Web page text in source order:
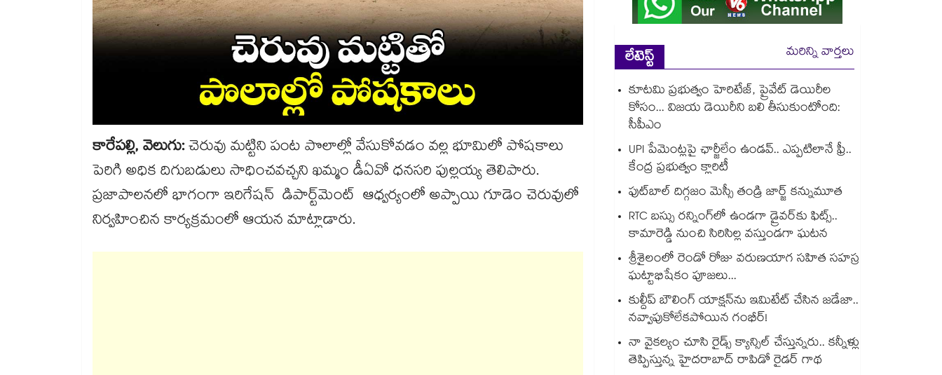
కారేపల్లి, వెలుగు:చెరువు మట్టిని పంట పొలాల్లో వేసుకోవడం వల్ల భూమిలో పోషకాలు
పెరిగి అధిక దిగుబడులు సాధించవచ్చని ఖమ్మం డీఏవో ధనసరి పుల్లయ్య తెలిపారు.
ప్రజాపాలనలో భాగంగా ఇరిగేషన్ డిపార్ట్​మెంట్ ఆధ్వర్యంలో అప్పాయి గూడెం చెరువులో
నిర్వహించిన కార్యక్రమంలో ఆయన మాట్లాడారు.
లేటెస్ట్
మరిన్ని వార్తలు
కూటమి ప్రభుత్వం హెరిటేజ్, ప్రైవేట్ డెయిరీల
కోసం... విజయ డెయిరీని బలి తీసుకుంటోంది:
సీపీఎం
UPI పేమెంట్లపై ఛార్జీలేం ఉండవ్.. ఎప్పటిలానే ఫ్రీ..
కేంద్ర ప్రభుత్వం క్లారిటీ
ఫుట్‎బాల్ దిగ్గజం మెస్సీ తండ్రి జార్జ్ కన్నుమూత
RTC బస్సు రన్నింగ్⁫లో ఉండగా డ్రైవర్‌కు ఫిట్స్..
కామారెడ్డి నుంచి సిరిసిల్ల వస్తుండగా ఘటన
శ్రీశైలంలో రెండో రోజు వరుణయాగ సహిత సహస్ర
ఘట్టాభిషేకం పూజలు...
కుల్దీప్ బౌలింగ్ యాక్షన్‌ను ఇమిటేట్ చేసిన జడేజా..
నవ్వాపుకోలేకపోయిన గంభీర్!
నా వైకల్యం చూసి రైడ్స్ క్యాన్సిల్ చేస్తున్నరు.. కన్నీళ్లు
తెప్పిస్తున్న హైదరాబాద్ రాపిడో రైడర్ గాథ